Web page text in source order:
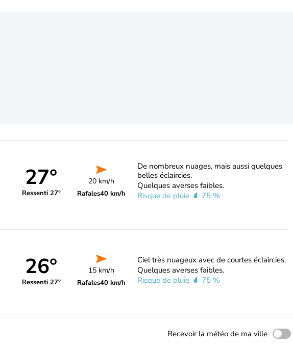
27°
Ressenti 27°
20 km/h
Rafales40 km/h
De nombreux nuages, mais aussi quelques
belles éclaircies.
Quelques averses faibles.
Risque de pluie
75 %
26°
Ressenti 27°
15 km/h
Rafales40 km/h
Ciel très nuageux avec de courtes éclaircies.
Quelques averses faibles.
Risque de pluie
75 %
Recevoir la météo de ma ville